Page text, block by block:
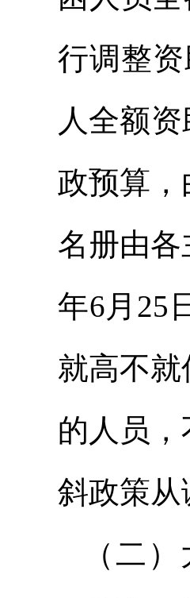
行调整
人全额
政预算
名册由
年6月25
就高不
的人员
斜政策
（二